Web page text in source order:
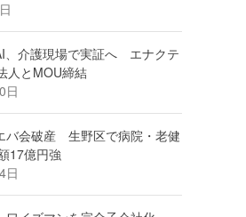
、介護現場で実証へ エナクテ
人とMOU締結
日
バ会破産 生野区で病院・老健
17億円強
日